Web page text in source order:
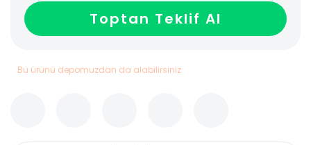
Toptan Teklif Al
Bu ürünü depomuzdan da alabilirsiniz